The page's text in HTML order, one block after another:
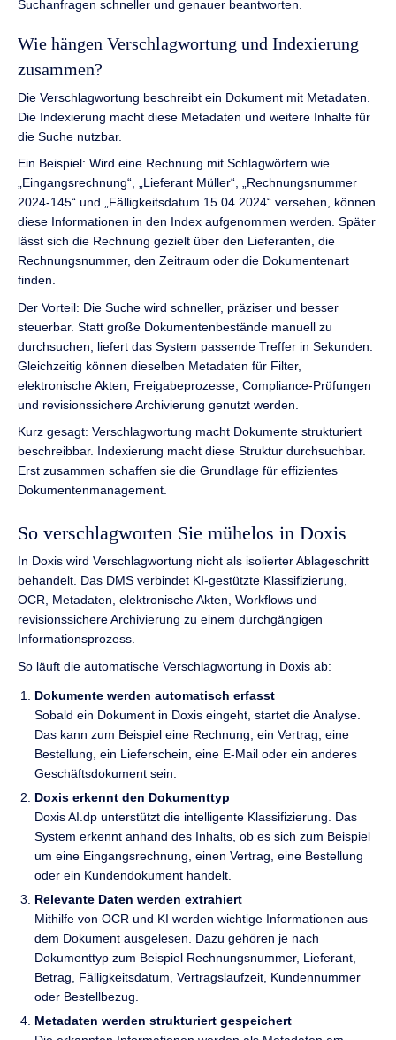
Suchanfragen schneller und genauer beantworten.
Wie hängen Verschlagwortung und Indexierung
zusammen?
Die Verschlagwortung beschreibt ein Dokument mit Metadaten.
Die Indexierung macht diese Metadaten und weitere Inhalte für
die Suche nutzbar.
Ein Beispiel: Wird eine Rechnung mit Schlagwörtern wie
„Eingangsrechnung“, „Lieferant Müller“, „Rechnungsnummer
2024-145“ und „Fälligkeitsdatum 15.04.2024“ versehen, können
diese Informationen in den Index aufgenommen werden. Später
lässt sich die Rechnung gezielt über den Lieferanten, die
Rechnungsnummer, den Zeitraum oder die Dokumentenart
finden.
Der Vorteil: Die Suche wird schneller, präziser und besser
steuerbar. Statt große Dokumentenbestände manuell zu
durchsuchen, liefert das System passende Treffer in Sekunden.
Gleichzeitig können dieselben Metadaten für Filter,
elektronische Akten, Freigabeprozesse, Compliance-Prüfungen
und revisionssichere Archivierung genutzt werden.
Kurz gesagt: Verschlagwortung macht Dokumente strukturiert
beschreibbar. Indexierung macht diese Struktur durchsuchbar.
Erst zusammen schaffen sie die Grundlage für effizientes
Dokumentenmanagement.
So verschlagworten Sie mühelos in Doxis
In Doxis wird Verschlagwortung nicht als isolierter Ablageschritt
behandelt. Das DMS verbindet KI-gestützte Klassifizierung,
OCR, Metadaten, elektronische Akten, Workflows und
revisionssichere Archivierung zu einem durchgängigen
Informationsprozess.
So läuft die automatische Verschlagwortung in Doxis ab:
Dokumente werden automatisch erfasst
Sobald ein Dokument in Doxis eingeht, startet die Analyse.
Das kann zum Beispiel eine Rechnung, ein Vertrag, eine
Bestellung, ein Lieferschein, eine E-Mail oder ein anderes
Geschäftsdokument sein.
Doxis erkennt den Dokumenttyp
Doxis AI.dp unterstützt die intelligente Klassifizierung. Das
System erkennt anhand des Inhalts, ob es sich zum Beispiel
um eine Eingangsrechnung, einen Vertrag, eine Bestellung
oder ein Kundendokument handelt.
Relevante Daten werden extrahiert
Mithilfe von OCR und KI werden wichtige Informationen aus
dem Dokument ausgelesen. Dazu gehören je nach
Dokumenttyp zum Beispiel Rechnungsnummer, Lieferant,
Betrag, Fälligkeitsdatum, Vertragslaufzeit, Kundennummer
oder Bestellbezug.
Metadaten werden strukturiert gespeichert